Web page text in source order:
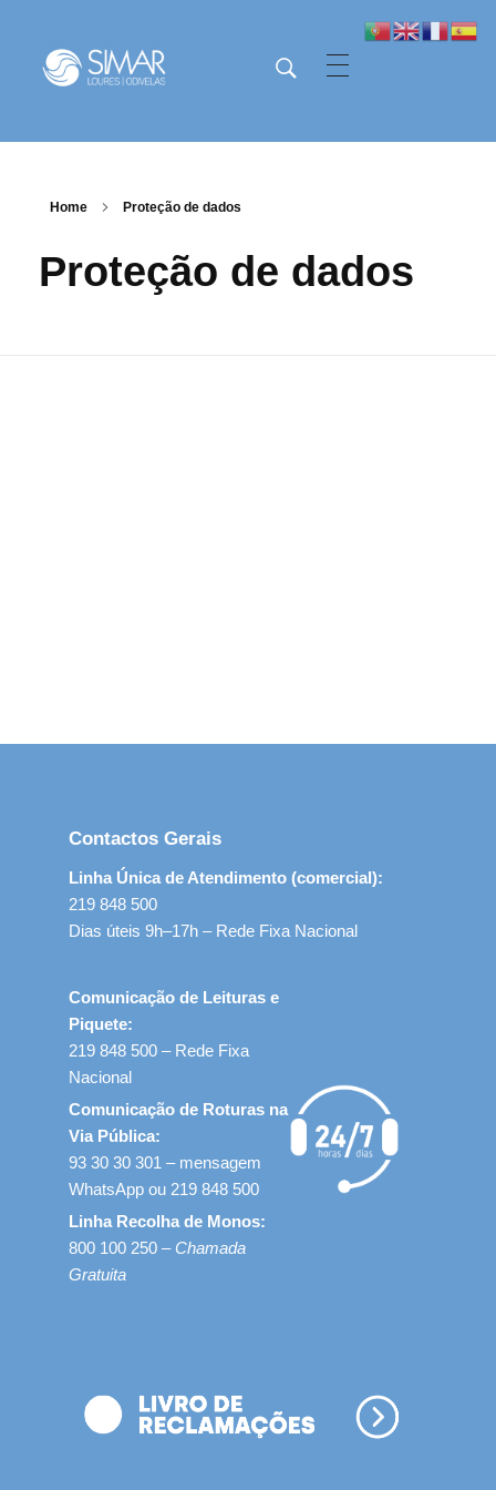
Home Proteção de dados
Proteção de dados
Contactos Gerais
Linha Única de Atendimento (comercial):
219 848 500
Dias úteis 9h–17h – Rede Fixa Nacional
Comunicação de Leituras e
Piquete:
219 848 500 – Rede Fixa
Nacional
Comunicação de Roturas na
Via Pública:
93 30 30 301 – mensagem
WhatsApp ou 219 848 500
Linha Recolha de Monos:
800 100 250 – Chamada
Gratuita